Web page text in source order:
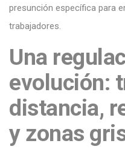
presunción específica para
trabajadores.
Una
evolución:
distancia,
y zonas